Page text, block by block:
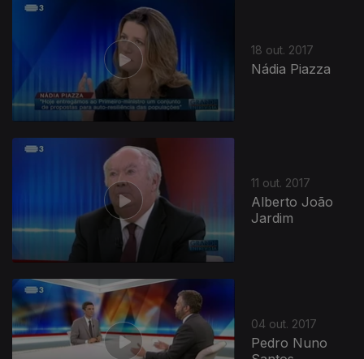
18 out. 2017
Nádia Piazza
11 out. 2017
Alberto João
Jardim
04 out. 2017
Pedro Nuno